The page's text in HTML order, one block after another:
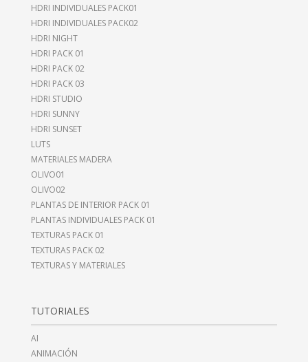
HDRI INDIVIDUALES PACK01
HDRI INDIVIDUALES PACK02
HDRI NIGHT
HDRI PACK 01
HDRI PACK 02
HDRI PACK 03
HDRI STUDIO
HDRI SUNNY
HDRI SUNSET
LUTS
MATERIALES MADERA
OLIVO01
OLIVO02
PLANTAS DE INTERIOR PACK 01
PLANTAS INDIVIDUALES PACK 01
TEXTURAS PACK 01
TEXTURAS PACK 02
TEXTURAS Y MATERIALES
TUTORIALES
AI
ANIMACIÓN